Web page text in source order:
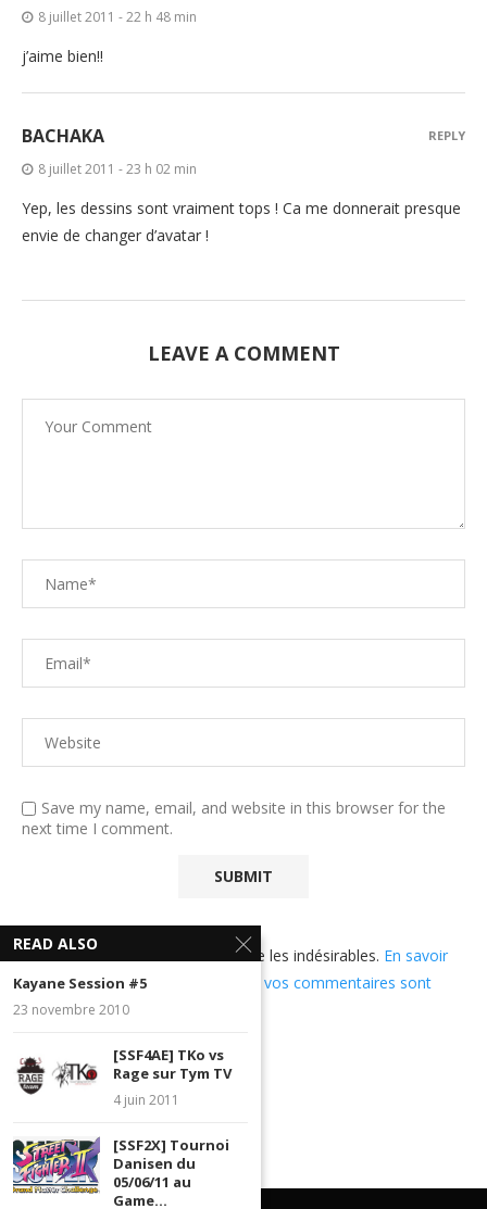
8 juillet 2011 - 22 h 48 min
j’aime bien!!
BACHAKA
8 juillet 2011 - 23 h 02 min
Yep, les dessins sont vraiment tops ! Ca me donnerait presque
envie de changer d’avatar !
REPLY
LEAVE A COMMENT
Save my name, email, and website in this browser for the
next time I comment.
Ce site utilise Akismet pour réduire les indésirables. En savoir
plus sur comment les données de vos commentaires sont
utilisées.
READ ALSO
Kayane Session #5
23 novembre 2010
[SSF4AE] TKo vs
Rage sur Tym TV
4 juin 2011
[SSF2X] Tournoi
Danisen du
05/06/11 au
Game...